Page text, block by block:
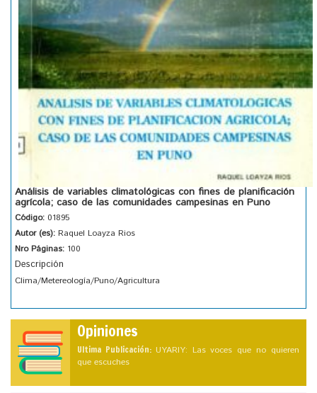
Análisis de variables climatológicas con fines de planificación
agrícola; caso de las comunidades campesinas en Puno
Código: 01895
Autor (es): Raquel Loayza Rios
Nro Páginas: 100
Descripción
Clima/Metereología/Puno/Agricultura
Opiniones
Ultima Publicación: UYARIY: Las voces que no quieren
que escuches